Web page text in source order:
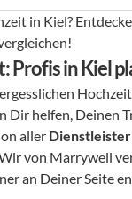
in Kiel?
Profis in Kiel
Dir helfen, Deinen
aller Dienstleister
von Marrywell
an Deiner Seite